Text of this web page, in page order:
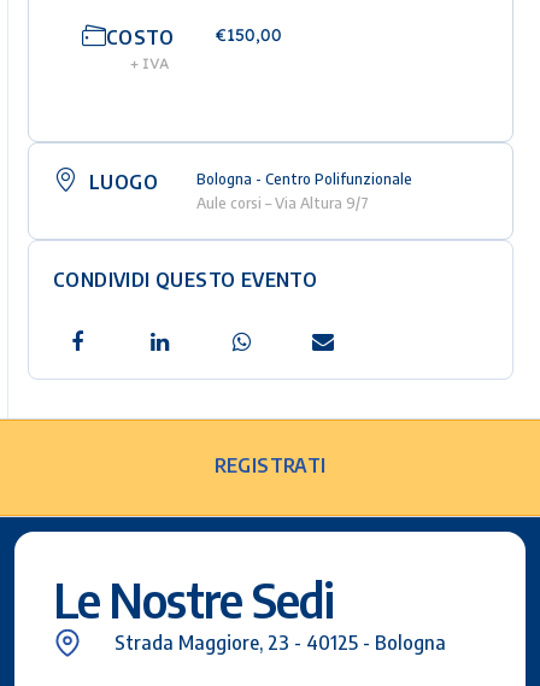
COSTO €150,00
+ IVA
LUOGO Bologna - Centro Polifunzionale
Aule corsi – Via Altura 9/7
CONDIVIDI QUESTO EVENTO
REGISTRATI
Le Nostre Sedi
Strada Maggiore, 23 - 40125 - Bologna